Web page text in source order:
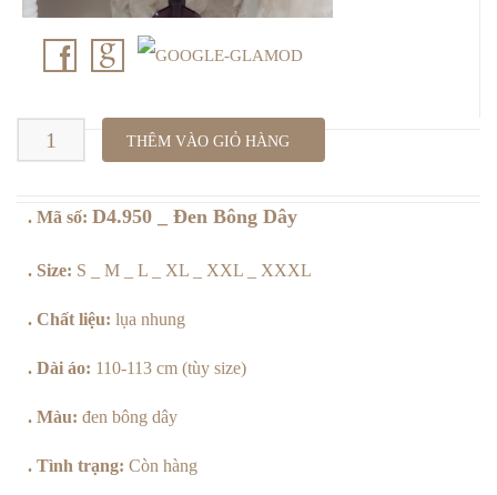
D4.950
Đen
Bông
THÊM VÀO GIỎ HÀNG
. Mã số: D4.950 _ Đen Bông Dây
. Size: S _ M _ L _ XL _ XXL _ XXXL
. Chất liệu: lụa nhung
. Dài áo: 110-113 cm (tùy size)
. Màu: đen bông dây
. Tình trạng: Còn hàng